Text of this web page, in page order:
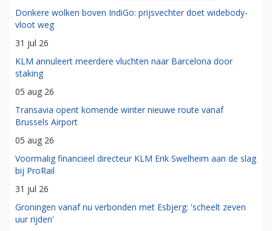
Donkere wolken boven IndiGo: prijsvechter doet widebody-
vloot weg
31 jul 26
KLM annuleert meerdere vluchten naar Barcelona door
staking
05 aug 26
Transavia opent komende winter nieuwe route vanaf
Brussels Airport
05 aug 26
Voormalig financieel directeur KLM Erik Swelheim aan de slag
bij ProRail
31 jul 26
Groningen vanaf nu verbonden met Esbjerg: 'scheelt zeven
uur rijden'